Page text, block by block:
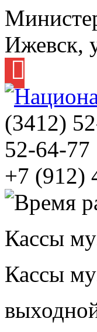
Ижевск,
(3412)
52-64-77
+7 (912)
Кассы
Кассы